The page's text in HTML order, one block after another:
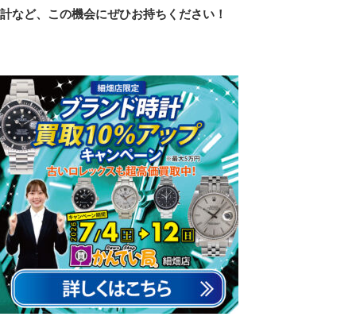
計など、この機会にぜひお持ちください！